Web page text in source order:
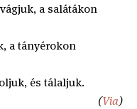
a salátákon
a tányérokon
és tálaljuk.
(Via)